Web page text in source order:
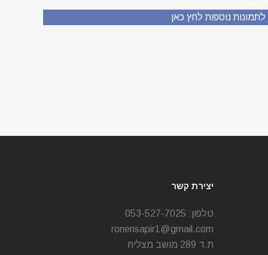
לתמונות נוספות לחץ כאן
יצירת קשר
טלפון: 053-527-7025
ronensapir1@gmail.com
ת.ד 289 מושב מצליח